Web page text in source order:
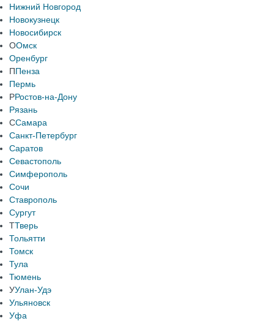
Нижний Новгород
Новокузнецк
Новосибирск
ООмск
Оренбург
ППенза
Пермь
РРостов-на-Дону
Рязань
ССамара
Санкт-Петербург
Саратов
Севастополь
Симферополь
Сочи
Ставрополь
Сургут
ТТверь
Тольятти
Томск
Тула
Тюмень
УУлан-Удэ
Ульяновск
Уфа